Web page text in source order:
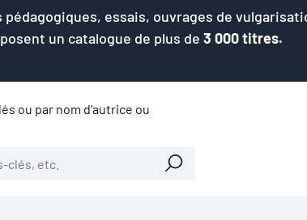
essais, ouvrages de
un catalogue de plus de 3 000 titres.
ou par nom d'autrice ou